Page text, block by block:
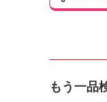
もう一品